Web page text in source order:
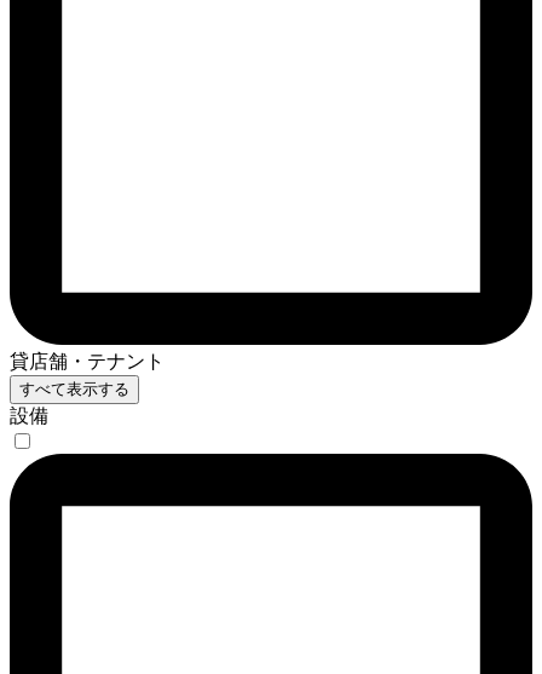
貸店舗・テナント
すべて表示する
設備